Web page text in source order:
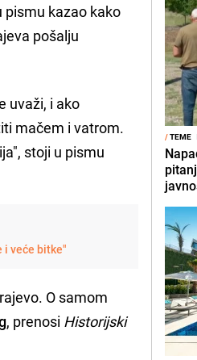
pismu kazao kako
pošalju
uvaži, i ako
mačem i vatrom.
stoji u pismu
i veće bitke"
O samom
, prenosi Historijski
/TEME